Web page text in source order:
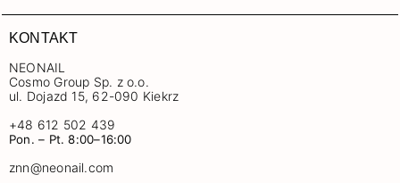
KONTAKT
NEONAIL
Cosmo Group Sp. z o.o.
ul. Dojazd 15, 62-090 Kiekrz
+48 612 502 439
Pon. – Pt. 8:00–16:00
znn@neonail.com